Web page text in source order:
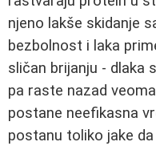
njeno lakše skidanje
bezbolnost i laka
sličan brijanju - dlaka
pa raste nazad
postane neefikasna
postanu toliko jake